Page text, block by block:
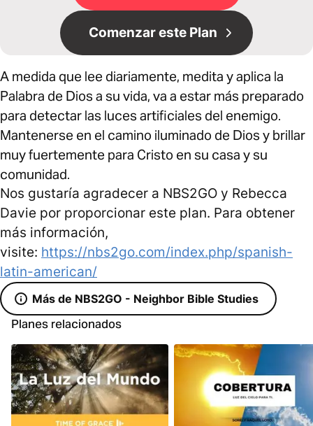
Comenzar este Plan
A medida que lee diariamente, medita y aplica la
Palabra de Dios a su vida, va a estar más preparado
para detectar las luces artificiales del enemigo.
Mantenerse en el camino iluminado de Dios y brillar
muy fuertemente para Cristo en su casa y su
comunidad.
Nos gustaría agradecer a NBS2GO y Rebecca
Davie por proporcionar este plan. Para obtener
más información,
visite: https://nbs2go.com/index.php/spanish-
latin-american/
Más de NBS2GO - Neighbor Bible Studies
Planes relacionados